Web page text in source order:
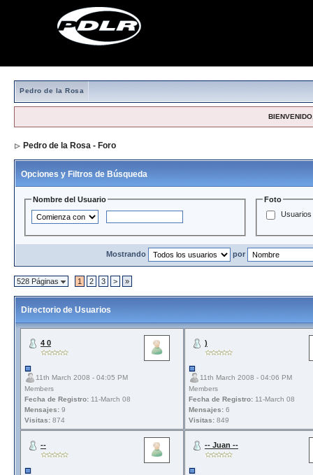
Pedro de la Rosa
Pedro de la Rosa - Foro
Opciones y Filtros de Búsqueda
Nombre del Usuario
Foto
Usuarios
Mostrando por
528 Páginas 1 2 3 > »
Directorio de Usuarios
4 0
11th March 2008 - 04:05 PM
Members
Fecha de Registro: 11-March 08
Mensajes: 9
Visitas: 874
)
11th March 2008 - 04:06 PM
Members
Fecha de Registro: 11-March 08
Mensajes: 6
Visitas: 849
-- -- Juan --